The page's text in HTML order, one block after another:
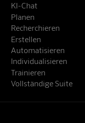
KI-Chat
Planen
Recherchieren
Erstellen
Automatisieren
Individualisieren
Trainieren
Vollständige Suite